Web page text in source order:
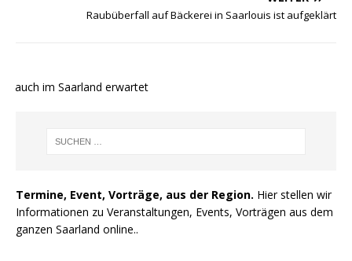
Raubüberfall auf Bäckerei in Saarlouis ist aufgeklärt
auch im Saarland erwartet
Termine, Event, Vorträge, aus der Region. Hier stellen wir
Informationen zu Veranstaltungen, Events, Vorträgen aus dem
ganzen Saarland online..